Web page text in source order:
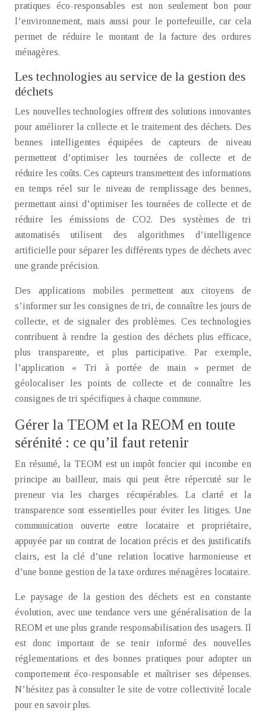
pratiques éco-responsables est non seulement bon pour
l’environnement, mais aussi pour le portefeuille, car cela
permet de réduire le montant de la facture des ordures
ménagères.
Les technologies au service de la gestion des
déchets
Les nouvelles technologies offrent des solutions innovantes
pour améliorer la collecte et le traitement des déchets. Des
bennes intelligentes équipées de capteurs de niveau
permettent d’optimiser les tournées de collecte et de
réduire les coûts. Ces capteurs transmettent des informations
en temps réel sur le niveau de remplissage des bennes,
permettant ainsi d’optimiser les tournées de collecte et de
réduire les émissions de CO2. Des systèmes de tri
automatisés utilisent des algorithmes d’intelligence
artificielle pour séparer les différents types de déchets avec
une grande précision.
Des applications mobiles permettent aux citoyens de
s’informer sur les consignes de tri, de connaître les jours de
collecte, et de signaler des problèmes. Ces technologies
contribuent à rendre la gestion des déchets plus efficace,
plus transparente, et plus participative. Par exemple,
l’application « Tri à portée de main » permet de
géolocaliser les points de collecte et de connaître les
consignes de tri spécifiques à chaque commune.
Gérer la TEOM et la REOM en toute
sérénité : ce qu’il faut retenir
En résumé, la TEOM est un impôt foncier qui incombe en
principe au bailleur, mais qui peut être répercuté sur le
preneur via les charges récupérables. La clarté et la
transparence sont essentielles pour éviter les litiges. Une
communication ouverte entre locataire et propriétaire,
appuyée par un contrat de location précis et des justificatifs
clairs, est la clé d’une relation locative harmonieuse et
d’une bonne gestion de la taxe ordures ménagères locataire.
Le paysage de la gestion des déchets est en constante
évolution, avec une tendance vers une généralisation de la
REOM et une plus grande responsabilisation des usagers. Il
est donc important de se tenir informé des nouvelles
réglementations et des bonnes pratiques pour adopter un
comportement éco-responsable et maîtriser ses dépenses.
N’hésitez pas à consulter le site de votre collectivité locale
pour en savoir plus.